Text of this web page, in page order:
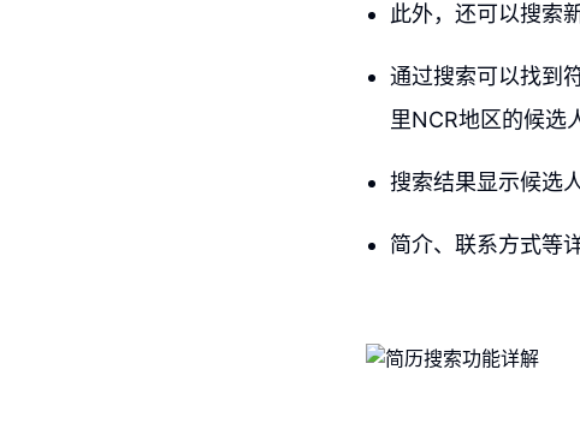
此外，还可以搜索
通过搜索可以找到
里NCR地区的候选
搜索结果显示候选
简介、联系方式等